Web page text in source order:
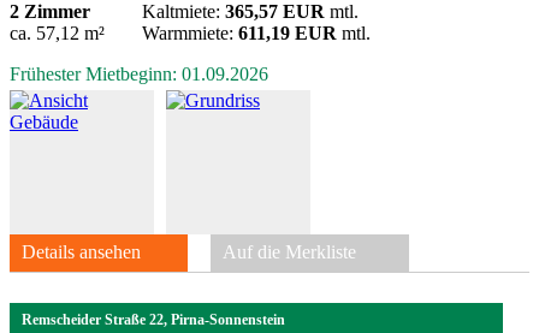
2 Zimmer
ca. 57,12 m²
Kaltmiete: 365,57 EUR mtl.
Warmmiete: 611,19 EUR mtl.
Frühester Mietbeginn: 01.09.2026
Details ansehen Auf die Merkliste
Remscheider Straße 22, Pirna-Sonnenstein